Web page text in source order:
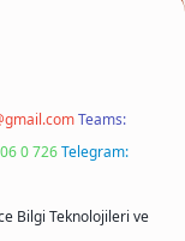
Teams:
0 726Telegram:
Bilgi Teknolojileri ve